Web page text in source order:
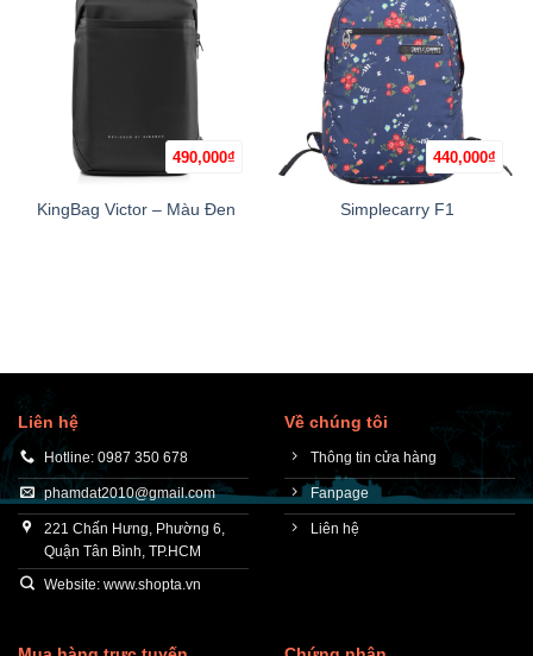
490,000₫
KingBag Victor – Màu Đen
440,000₫
Simplecarry F1
Liên hệ
Hotline: 0987 350 678
phamdat2010@gmail.com
221 Chấn Hưng, Phường 6,
Quận Tân Bình, TP.HCM
Website: www.shopta.vn
Về chúng tôi
Thông tin cửa hàng
Fanpage
Liên hệ